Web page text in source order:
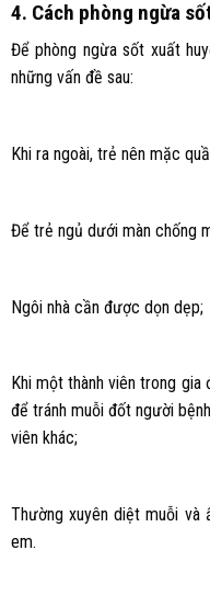
4. Cách phòng ngừa
Để phòng ngừa sốt xuất
những vấn đề sau:
Khi ra ngoài, trẻ nên mặc
Để trẻ ngủ dưới màn chống
Ngôi nhà cần được dọn dẹp;
Khi một thành viên trong
để tránh muỗi đốt người
viên khác;
Thường xuyên diệt muỗi
em.